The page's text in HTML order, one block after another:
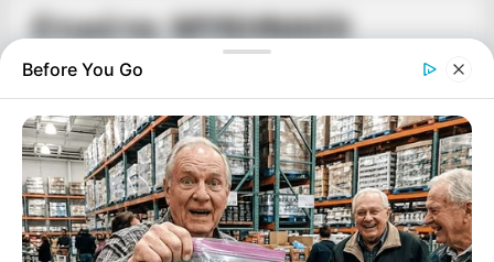
Ετικέτα: ΜΥΚΗΝΑΙΟΙ
Before You Go